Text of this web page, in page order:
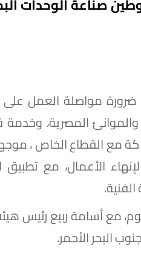
مواصلة العمل على
والموانئ المصرية،
مع القطاع الخاص ،
الأعمال، مع
مع أسامة ربيع
البحر الأحمر.